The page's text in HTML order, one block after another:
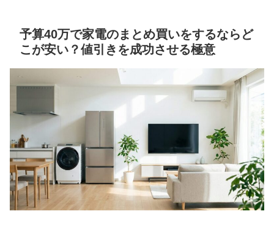
予算40万で家電のまとめ買いをするならど
こが安い？値引きを成功させる極意